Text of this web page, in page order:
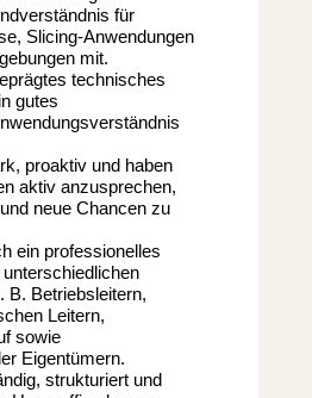
für
Slicing-Anwendungen
mit.
technisches
gutes
proaktiv und haben
aktiv anzusprechen,
neue Chancen zu
ein professionelles
B. Betriebsleitern,
Leitern,
sowie
Eigentümern.
strukturiert und